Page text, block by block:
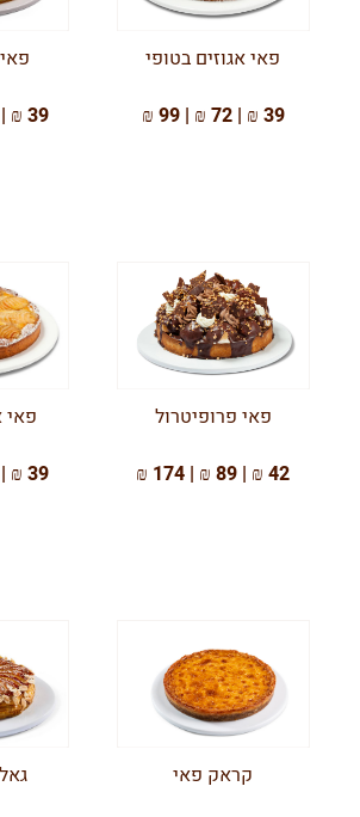
פאי אגוזים בטופי
39 ₪ | 72 ₪ | 99 ₪
פאי פרופיטרול
42 ₪ | 89 ₪ | 174 ₪
פאי
קראק פאי